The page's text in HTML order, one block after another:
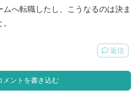
ムへ転職したし、こうなるのは決ま
返信
メントを書き込む